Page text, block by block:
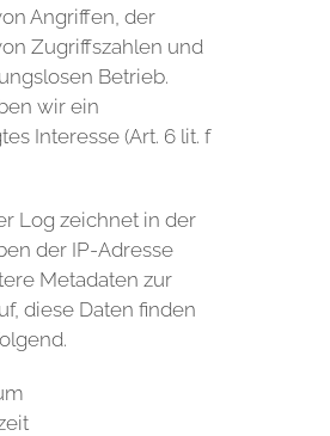
Angriffen, der
Zugriffszahlen und
Betrieb.
wir ein
Interesse (Art. 6 lit. f
Log zeichnet in der
der IP-Adresse
Metadaten zur
diese Daten finden